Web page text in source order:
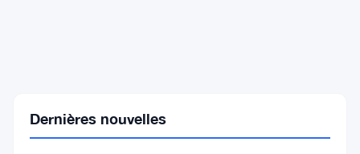
freineDernières nouvelles